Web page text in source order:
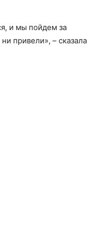
и мы пойдем за
привели», – сказала